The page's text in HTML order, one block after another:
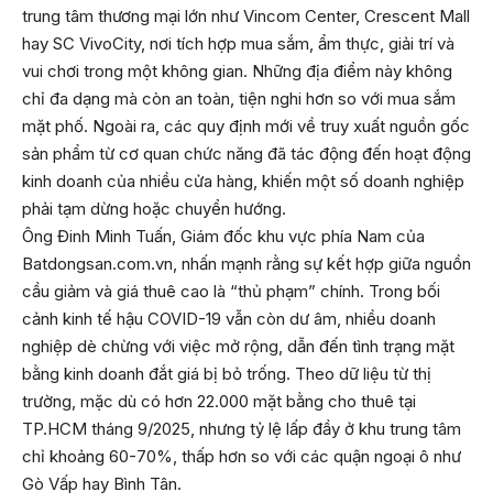
trung tâm thương mại lớn như Vincom Center, Crescent Mall
hay SC VivoCity, nơi tích hợp mua sắm, ẩm thực, giải trí và
vui chơi trong một không gian. Những địa điểm này không
chỉ đa dạng mà còn an toàn, tiện nghi hơn so với mua sắm
mặt phố. Ngoài ra, các quy định mới về truy xuất nguồn gốc
sản phẩm từ cơ quan chức năng đã tác động đến hoạt động
kinh doanh của nhiều cửa hàng, khiến một số doanh nghiệp
phải tạm dừng hoặc chuyển hướng.
Ông Đinh Minh Tuấn, Giám đốc khu vực phía Nam của
Batdongsan.com.vn, nhấn mạnh rằng sự kết hợp giữa nguồn
cầu giảm và giá thuê cao là “thủ phạm” chính. Trong bối
cảnh kinh tế hậu COVID-19 vẫn còn dư âm, nhiều doanh
nghiệp dè chừng với việc mở rộng, dẫn đến tình trạng mặt
bằng kinh doanh đắt giá bị bỏ trống. Theo dữ liệu từ thị
trường, mặc dù có hơn 22.000 mặt bằng cho thuê tại
TP.HCM tháng 9/2025, nhưng tỷ lệ lấp đầy ở khu trung tâm
chỉ khoảng 60-70%, thấp hơn so với các quận ngoại ô như
Gò Vấp hay Bình Tân.